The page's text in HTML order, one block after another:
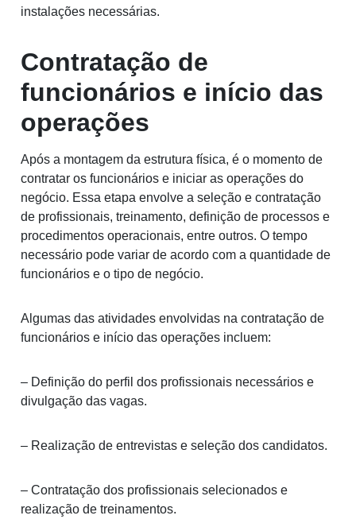
instalações necessárias.
Contratação de
funcionários e início das
operações
Após a montagem da estrutura física, é o momento de
contratar os funcionários e iniciar as operações do
negócio. Essa etapa envolve a seleção e contratação
de profissionais, treinamento, definição de processos e
procedimentos operacionais, entre outros. O tempo
necessário pode variar de acordo com a quantidade de
funcionários e o tipo de negócio.
Algumas das atividades envolvidas na contratação de
funcionários e início das operações incluem:
– Definição do perfil dos profissionais necessários e
divulgação das vagas.
– Realização de entrevistas e seleção dos candidatos.
– Contratação dos profissionais selecionados e
realização de treinamentos.